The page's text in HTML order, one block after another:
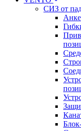
СИЗ от